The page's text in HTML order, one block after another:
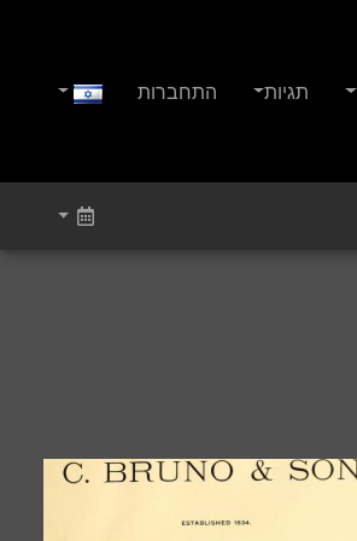
תגיות התחברות